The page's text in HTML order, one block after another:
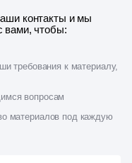
контакты и мы
вами, чтобы:
требования к материалу,
вопросам
материалов под каждую